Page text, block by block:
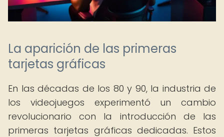
La aparición de las primeras
tarjetas gráficas
En las décadas de los 80 y 90, la industria de
los videojuegos experimentó un cambio
revolucionario con la introducción de las
primeras tarjetas gráficas dedicadas. Estos